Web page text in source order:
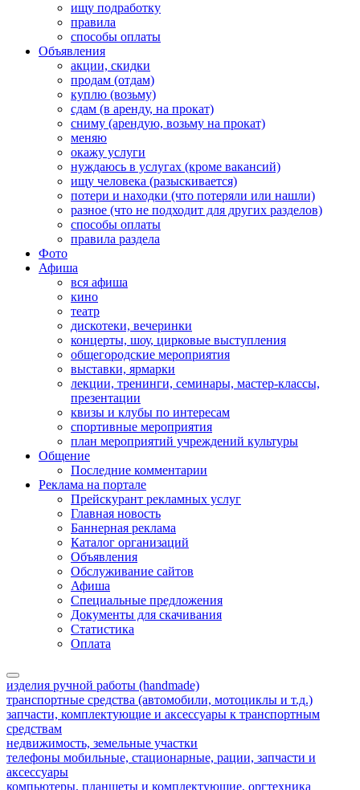
ищу подработку
правила
способы оплаты
Объявления
акции, скидки
продам (отдам)
куплю (возьму)
сдам (в аренду, на прокат)
сниму (арендую, возьму на прокат)
меняю
окажу услуги
нуждаюсь в услугах (кроме вакансий)
ищу человека (разыскивается)
потери и находки (что потеряли или нашли)
разное (что не подходит для других разделов)
способы оплаты
правила раздела
Фото
Афиша
вся афиша
кино
театр
дискотеки, вечеринки
концерты, шоу, цирковые выступления
общегородские мероприятия
выставки, ярмарки
лекции, тренинги, семинары, мастер-классы,
презентации
квизы и клубы по интересам
спортивные мероприятия
план мероприятий учреждений культуры
Общение
Последние комментарии
Реклама на портале
Прейскурант рекламных услуг
Главная новость
Баннерная реклама
Каталог организаций
Объявления
Обслуживание сайтов
Афиша
Специальные предложения
Документы для скачивания
Статистика
Оплата
изделия ручной работы (handmade)
транспортные средства (автомобили, мотоциклы и т.д.)
запчасти, комплектующие и аксессуары к транспортным
средствам
недвижимость, земельные участки
телефоны мобильные, стационарные, рации, запчасти и
аксессуары
компьютеры, планшеты и комплектующие, оргтехника